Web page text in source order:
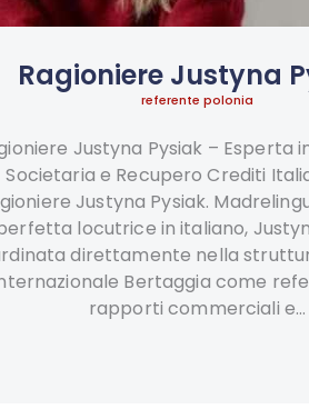
Ragioniere Justyna
referente polonia
Justyna Pysiak – Esperta
Societaria e Recupero Crediti
Justyna Pysiak.
locutrice in italiano,
direttamente nella
Bertaggia come
rapporti commerciali e…